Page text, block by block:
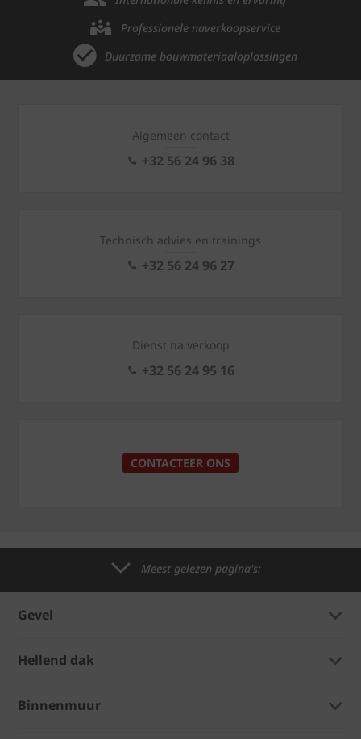
Professionele naverkoopservice
Duurzame bouwmateriaaloplossingen
Algemeen contact
+32 56 24 96 38
Technisch advies en trainings
+32 56 24 96 27
Dienst na verkoop
+32 56 24 95 16
CONTACTEER ONS
Meest gelezen pagina's:
Gevel
Hellend dak
Binnenmuur